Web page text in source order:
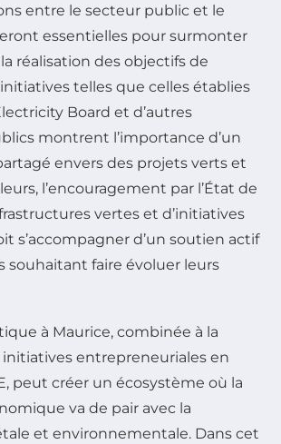
entre le secteur public et le
essentielles pour surmonter
réalisation des objectifs de
telles que celles établies
Board et d’autres
montrent l’importance d’un
envers des projets verts et
l’encouragement par l’État de
vertes et d’initiatives
s’accompagner d’un soutien actif
souhaitant faire évoluer leurs
à Maurice, combinée à la
initiatives entrepreneuriales en
peut créer un écosystème où la
va de pair avec la
et environnementale. Dans cet